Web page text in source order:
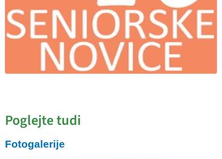
Poglejte tudi
Fotogalerije